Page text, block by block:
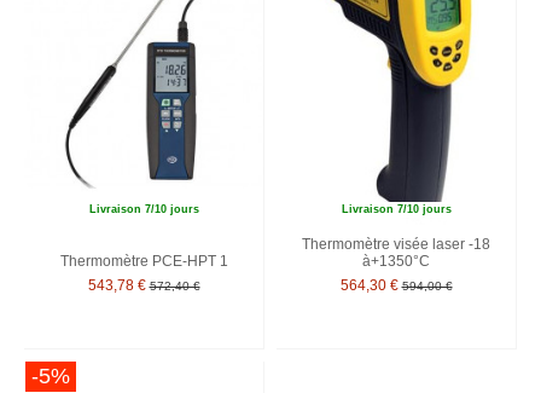
Livraison 7/10 jours
Thermomètre PCE-HPT 1
543,78 € 572,40 €
Livraison 7/10 jours
Thermomètre visée laser -18
à+1350°C
564,30 € 594,00 €
-5%